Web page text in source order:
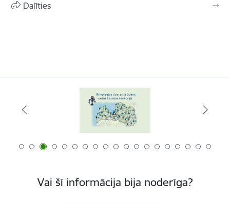
Dalīties
Vai šī informācija bija noderīga?